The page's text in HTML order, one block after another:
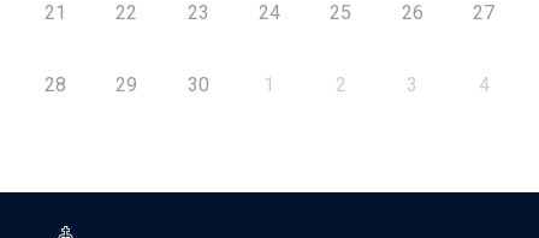
21 22 23 24 25 26 27
28 29 30 1 2 3 4